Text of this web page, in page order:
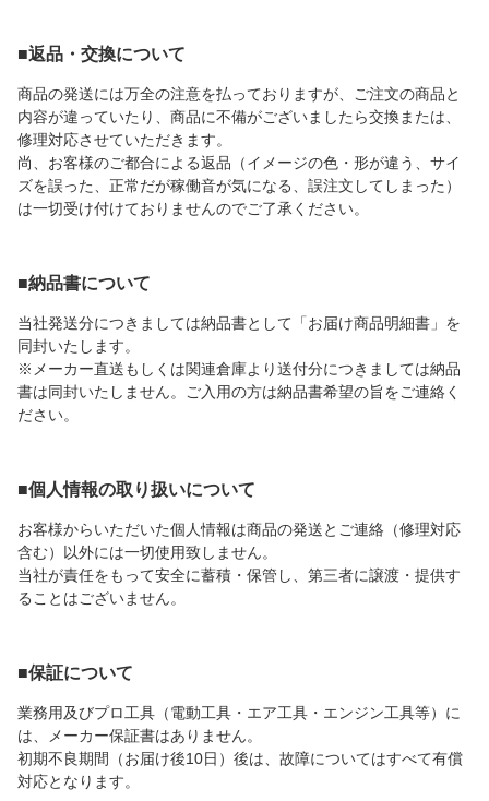
■返品・交換について
商品の発送には万全の注意を払っておりますが、ご注文の商品と
内容が違っていたり、商品に不備がございましたら交換または、
修理対応させていただきます。
尚、お客様のご都合による返品（イメージの色・形が違う、サイ
ズを誤った、正常だが稼働音が気になる、誤注文してしまった）
は一切受け付けておりませんのでご了承ください。
■納品書について
当社発送分につきましては納品書として「お届け商品明細書」を
同封いたします。
※メーカー直送もしくは関連倉庫より送付分につきましては納品
書は同封いたしません。ご入用の方は納品書希望の旨をご連絡く
ださい。
■個人情報の取り扱いについて
お客様からいただいた個人情報は商品の発送とご連絡（修理対応
含む）以外には一切使用致しません。
当社が責任をもって安全に蓄積・保管し、第三者に譲渡・提供す
ることはございません。
■保証について
業務用及びプロ工具（電動工具・エア工具・エンジン工具等）に
は、メーカー保証書はありません。
初期不良期間（お届け後10日）後は、故障についてはすべて有償
対応となります。